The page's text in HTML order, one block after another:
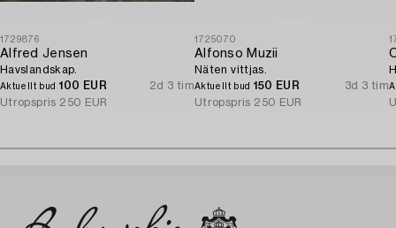
1729876
Alfred Jensen
Havslandskap.
Aktuellt bud 100 EUR
2d 3 tim
Utropspris 250 EUR
1725070
Alfonso Muzii
Näten vittjas.
Aktuellt bud 150 EUR
3d 3 tim
Utropspris 250 EUR